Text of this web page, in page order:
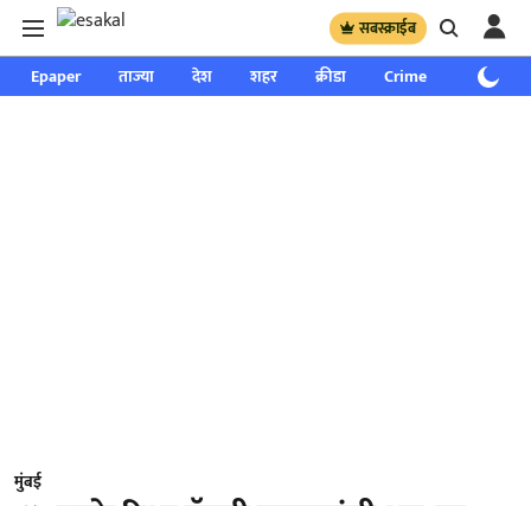
सबस्क्राईब
Epaper ताज्या देश शहर क्रीडा Crime साप्ताहिक
मुंबई